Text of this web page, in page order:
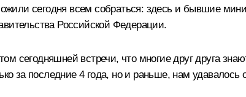
сегодня всем собраться: здесь и бывшие
Российской Федерации.
сегодняшней встречи, что многие друг друга
за последние 4 года, но и раньше, нам